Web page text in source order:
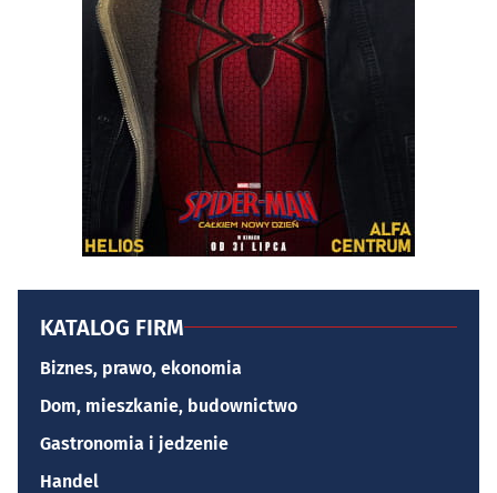
KATALOG FIRM
Biznes, prawo, ekonomia
Dom, mieszkanie, budownictwo
Gastronomia i jedzenie
Handel